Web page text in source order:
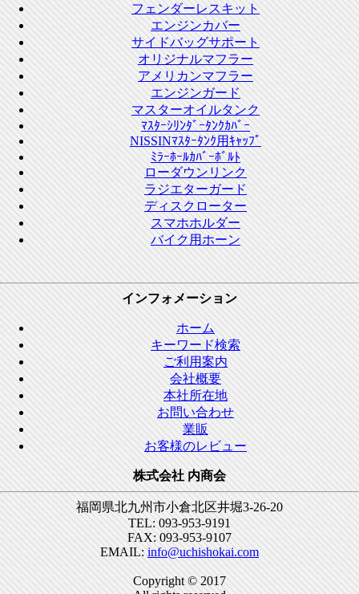
フェンダーレスキット
エンジンカバー
サイドバッグサポート
オリジナルマフラー
アメリカンマフラー
エンジンガード
マスターオイルタンク
ﾏｽﾀｰｼﾘﾝﾀﾞｰﾀﾝｸｶﾊﾞｰ
NISSINﾏｽﾀｰﾀﾝｸ用ｷｬｯﾌﾟ
ﾐﾗｰﾎｰﾙｶﾊﾞｰﾎﾞﾙﾄ
ローダウンリンク
ラジエターガード
ディスクローター
スマホホルダー
バイク用ホーン
インフォメーション
ホーム
キーワード検索
ご利用案内
会社概要
本社所在地
お問い合わせ
業販
お客様のレビュー
株式会社 内商会
福岡県北九州市小倉北区井堀3-26-20
TEL: 093-953-9191
FAX: 093-953-9107
EMAIL:info@uchishokai.com
Copyright © 2017